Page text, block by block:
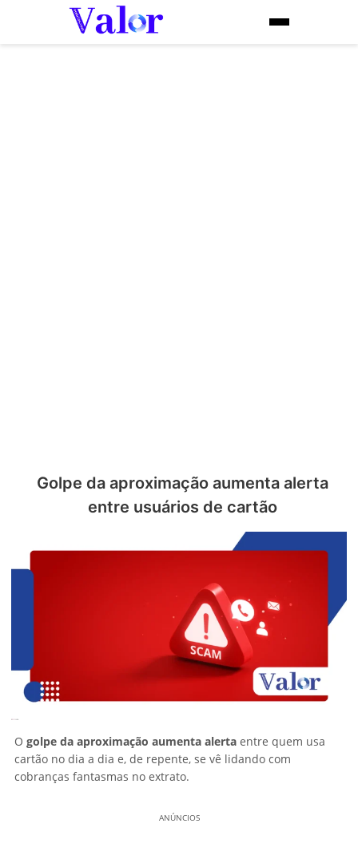
Golpe da aproximação aumenta alerta
entre usuários de cartão
O golpe da aproximação aumenta alerta entre quem usa
cartão no dia a dia e, de repente, se vê lidando com
cobranças fantasmas no extrato.
ANÚNCIOS